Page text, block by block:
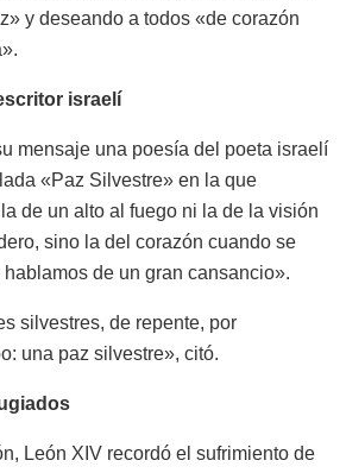
y deseando a todos «de corazón
israelí
mensaje una poesía del poeta israelí
«Paz Silvestre» en la que
de un alto al fuego ni la de la visión
sino la del corazón cuando se
de un gran cansancio».
silvestres, de repente, por
una paz silvestre», citó.
León XIV recordó el sufrimiento de